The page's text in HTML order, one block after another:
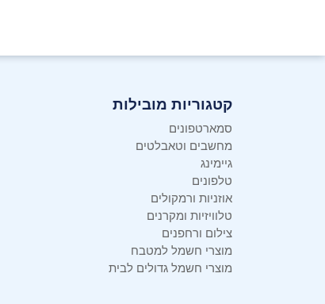
קטגוריות מובילות
סמארטפונים
מחשבים וטאבלטים
גיימינג
טלפונים
אוזניות ורמקולים
טלוויזיות ומקרנים
צילום ורחפנים
מוצרי חשמל למטבח
מוצרי חשמל גדולים לבית